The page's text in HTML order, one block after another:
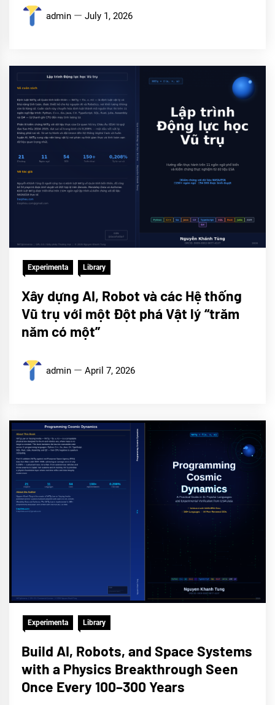
admin July 1, 2026
Experimenta Library
Xây dựng AI, Robot và các Hệ thống
Vũ trụ với một Đột phá Vật lý “trăm
năm có một”
admin April 7, 2026
Experimenta Library
Build AI, Robots, and Space Systems
with a Physics Breakthrough Seen
Once Every 100–300 Years